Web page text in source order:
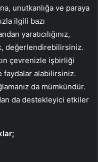
unutkanlığa ve paraya
ilgili bazı
yaratıcılığınız,
değerlendirebilirsiniz.
çevrenizle işbirliği
faydalar alabilirsiniz.
da mümkündür.
da destekleyici etkiler